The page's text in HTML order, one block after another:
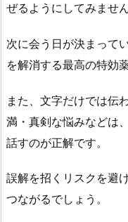
ぜるようにしてみませ
次に会う日が決まって
を解消する最高の特効
また、文字だけでは伝
満・真剣な悩みなどは
話すのが正解です。
誤解を招くリスクを避
つながるでしょう。